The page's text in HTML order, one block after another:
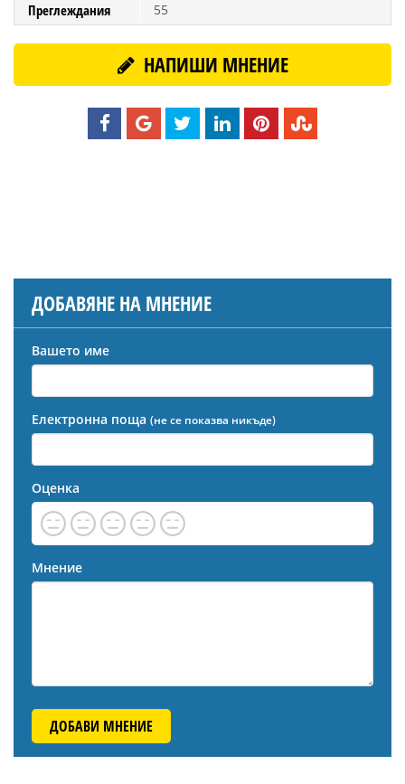
Преглеждания 55
НАПИШИ МНЕНИЕ
ДОБАВЯНЕ НА МНЕНИЕ
Вашето име
Електронна поща (не се показва никъде)
Оценка
Мнение
ДОБАВИ МНЕНИЕ